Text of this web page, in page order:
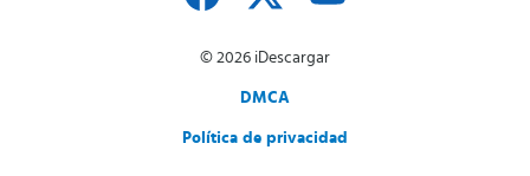
© 2026 iDescargar
DMCA
Política de privacidad